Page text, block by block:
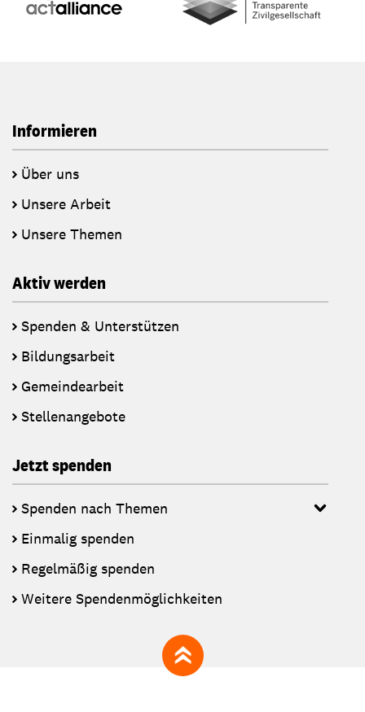
Informieren
Über uns
Unsere Arbeit
Unsere Themen
Aktiv werden
Spenden & Unterstützen
Bildungsarbeit
Gemeindearbeit
Stellenangebote
Jetzt spenden
Spenden nach Themen
Einmalig spenden
Regelmäßig spenden
Weitere Spendenmöglichkeiten
zum Seitenanfang